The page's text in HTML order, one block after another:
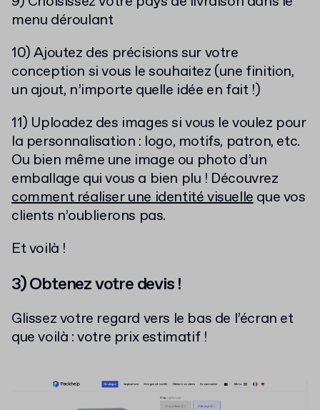
menu déroulant
10) Ajoutez des précisions sur votre
conception si vous le souhaitez (une finition,
un ajout, n’importe quelle idée en fait !)
11) Uploadez des images si vous le voulez pour
la personnalisation : logo, motifs, patron, etc.
Ou bien même une image ou photo d’un
emballage qui vous a bien plu ! Découvrez
comment réaliser une identité visuelleque vos
clients n’oublierons pas.
Et voilà !
3) Obtenez votre devis !
Glissez votre regard vers le bas de l’écran et
que voilà : votre prix estimatif !